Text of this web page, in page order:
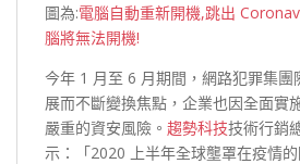
圖為:電腦自動重新開機,跳出
腦將無法開機!
今年 1 月至 6 月期間，網路犯罪集團
展而不斷變換焦點，企業也因全面實
嚴重的資安風險。 趨勢科技技術行銷
示：「2020 上半年全球壟罩在疫情